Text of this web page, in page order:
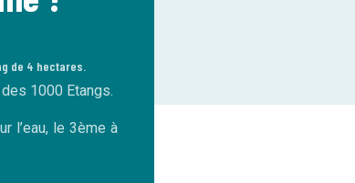
de 4 hectares.
1000 Etangs.
l’eau, le 3ème à